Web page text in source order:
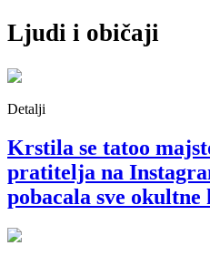
Ljudi i običaji
Detalji
Krstila se tatoo
pratitelja na
pobacala sve okultne